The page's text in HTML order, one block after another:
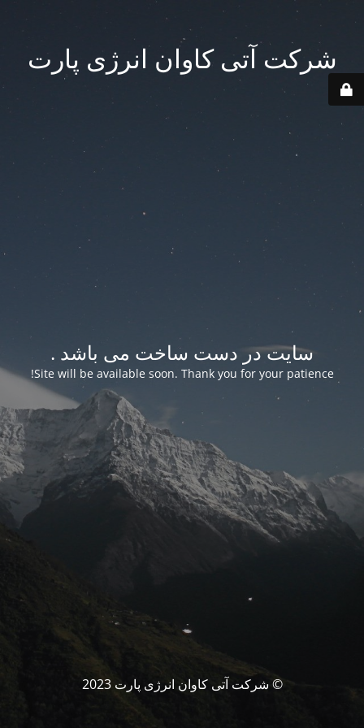
شرکت آتی کاوان انرژی پارت
سایت در دست ساخت می باشد .
Site will be available soon. Thank you for your patience!
© شرکت آتی کاوان انرژی پارت 2023